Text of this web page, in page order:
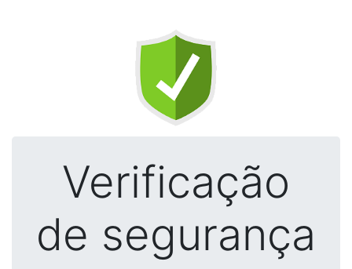
Verificação
de segurança